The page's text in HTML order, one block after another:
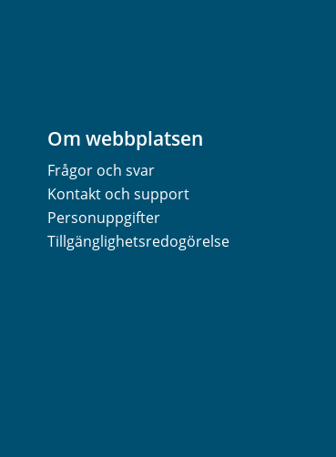
Om webbplatsen
Frågor och svar
Kontakt och support
Personuppgifter
Tillgänglighetsredogörelse